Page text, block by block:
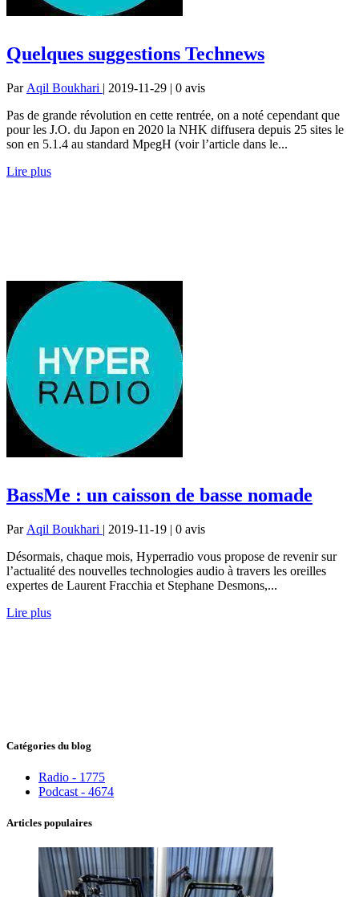
Quelques suggestions Technews
Par Aqil Boukhari | 2019-11-29 | 0 avis
Pas de grande révolution en cette rentrée, on a noté cependant que
pour les J.O. du Japon en 2020 la NHK diffusera depuis 25 sites le
son en 5.1.4 au standard MpegH (voir l’article dans le...
Lire plus
BassMe : un caisson de basse nomade
Par Aqil Boukhari | 2019-11-19 | 0 avis
Désormais, chaque mois, Hyperradio vous propose de revenir sur
l’actualité des nouvelles technologies audio à travers les oreilles
expertes de Laurent Fracchia et Stephane Desmons,...
Lire plus
Catégories du blog
Radio - 1775
Podcast - 4674
Articles populaires